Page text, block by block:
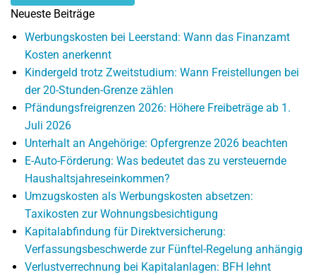
Neueste Beiträge
Werbungskosten bei Leerstand: Wann das Finanzamt
Kosten anerkennt
Kindergeld trotz Zweitstudium: Wann Freistellungen bei
der 20-Stunden-Grenze zählen
Pfändungsfreigrenzen 2026: Höhere Freibeträge ab 1.
Juli 2026
Unterhalt an Angehörige: Opfergrenze 2026 beachten
E-Auto-Förderung: Was bedeutet das zu versteuernde
Haushaltsjahreseinkommen?
Umzugskosten als Werbungskosten absetzen:
Taxikosten zur Wohnungsbesichtigung
Kapitalabfindung für Direktversicherung:
Verfassungsbeschwerde zur Fünftel-Regelung anhängig
Verlustverrechnung bei Kapitalanlagen: BFH lehnt